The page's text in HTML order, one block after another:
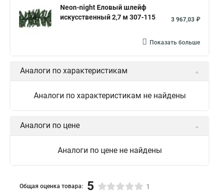
Neon-night Еловый шлейф
искусственный 2,7 м 307-115
3 967,03 ₽
Показать больше
Аналоги по характеристикам
Аналоги по характеристикам не найдены
Аналоги по цене
Аналоги по цене не найдены
Общая оценка товара: 5 1